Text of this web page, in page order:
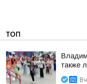
ТОП
также